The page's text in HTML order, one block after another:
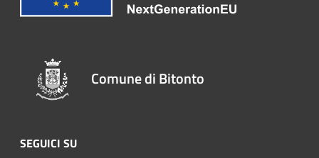
Comune di Bitonto
SEGUICI SU